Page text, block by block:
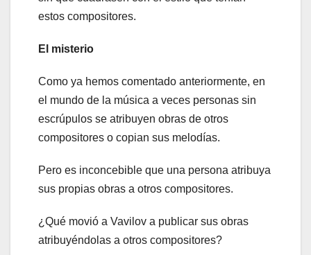
estos compositores.
El misterio
Como ya hemos comentado anteriormente, en
el mundo de la música a veces personas sin
escrúpulos se atribuyen obras de otros
compositores o copian sus melodías.
Pero es inconcebible que una persona atribuya
sus propias obras a otros compositores.
¿Qué movió a Vavilov a publicar sus obras
atribuyéndolas a otros compositores?